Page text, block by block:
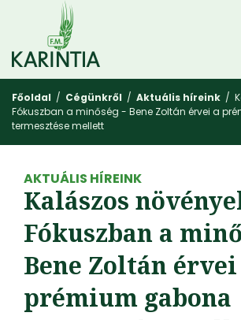
Főoldal / Cégünkről / Aktuális híreink /
Fókuszban a minőség - Bene Zoltán érvei a
termesztése mellett
AKTUÁLIS HÍREINK
Kalászos
Fókuszban a
Bene Zoltán érvei
prémium gabona